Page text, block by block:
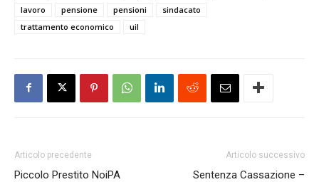
lavoro
pensione pensioni
sindacato
trattamento economico
uil
Articolo precedente
Piccolo Prestito NoiPA
Articolo successivo
Sentenza Cassazione –